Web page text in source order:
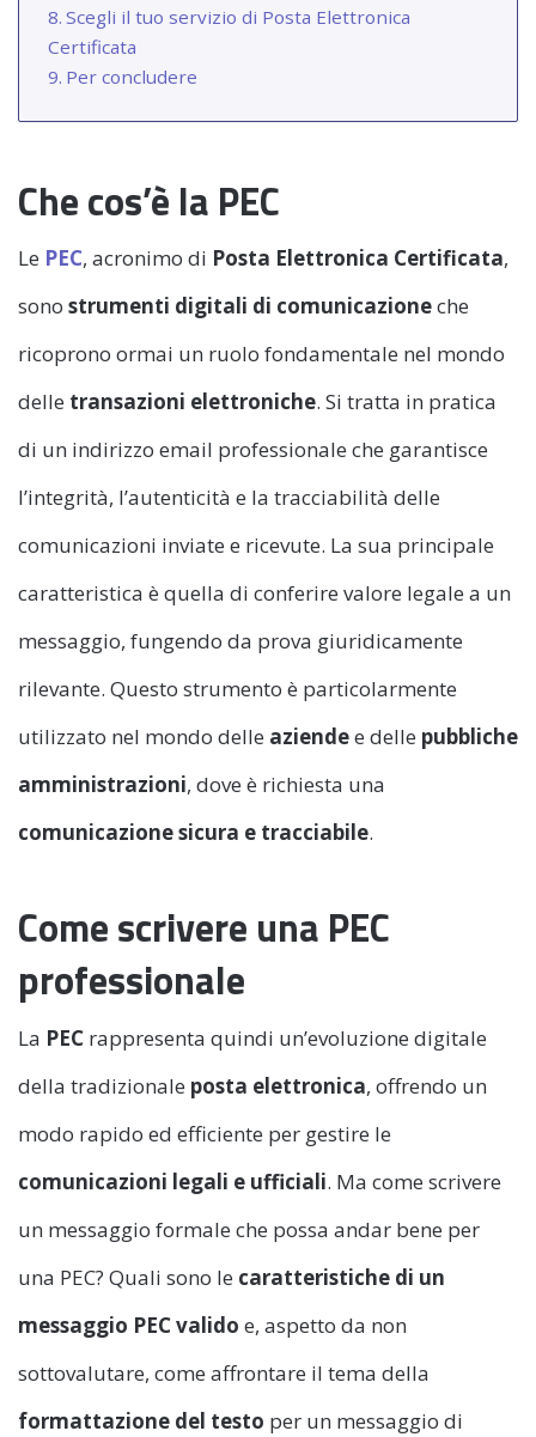
Scegli il tuo servizio di Posta Elettronica
Certificata
Per concludere
Che cos’è la PEC
Le PEC, acronimo di Posta Elettronica Certificata,
sono strumenti digitali di comunicazioneche
ricoprono ormai un ruolo fondamentale nel mondo
delle transazioni elettroniche. Si tratta in pratica
di un indirizzo email professionale che garantisce
l’integrità, l’autenticità e la tracciabilità delle
comunicazioni inviate e ricevute. La sua principale
caratteristica è quella di conferire valore legale a un
messaggio, fungendo da prova giuridicamente
rilevante. Questo strumento è particolarmente
utilizzato nel mondo delle aziendee delle pubbliche
amministrazioni, dove è richiesta una
comunicazione sicura e tracciabile.
Come scrivere una PEC
professionale
La PEC rappresenta quindi un’evoluzione digitale
della tradizionale posta elettronica, offrendo un
modo rapido ed efficiente per gestire le
comunicazioni legali e ufficiali. Ma come scrivere
un messaggio formale che possa andar bene per
una PEC? Quali sono le caratteristiche di un
messaggio PEC valido e, aspetto da non
sottovalutare, come affrontare il tema della
formattazione del testo per un messaggio di